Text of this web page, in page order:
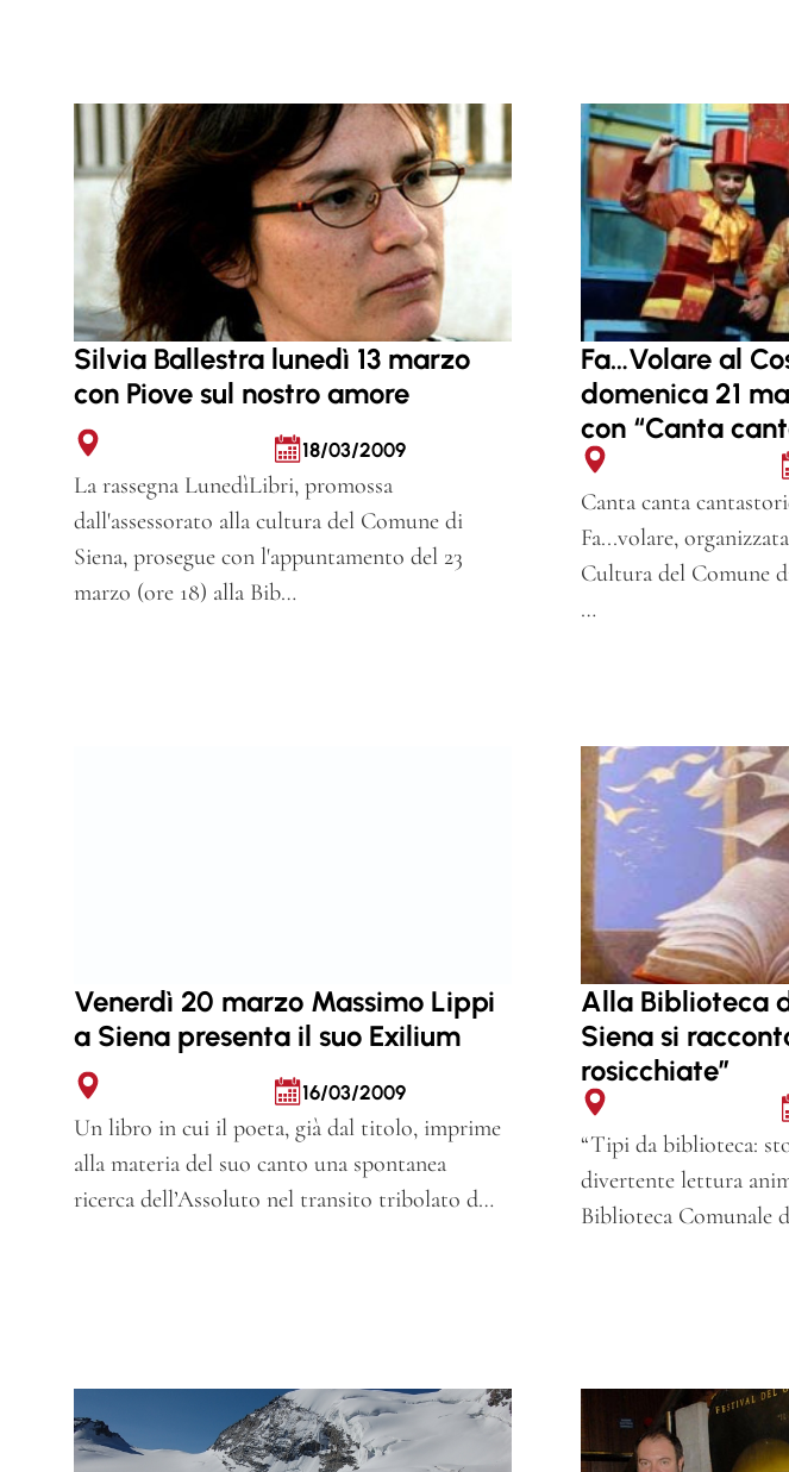
Silvia Ballestra lunedì 13 marzo
con Piove sul nostro amore
18/03/2009
La rassegna LunedìLibri, promossa
dall'assessorato alla cultura del Comune di
Siena, prosegue con l'appuntamento del 23
marzo (ore 18) alla Bib…
Fa…Volare al
domenica 21
con “Canta
Canta canta
Fa...volare,
Cultura del Comune
…
Venerdì 20 marzo Massimo Lippi
a Siena presenta il suo Exilium
16/03/2009
Un libro in cui il poeta, già dal titolo, imprime
alla materia del suo canto una spontanea
ricerca dell’Assoluto nel transito tribolato d…
Alla Biblioteca
Siena si
rosicchiate”
“Tipi da biblioteca:
divertente lettura
Biblioteca Comunale